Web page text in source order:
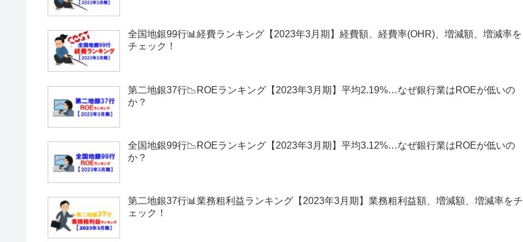
全国地銀99行📊経費ランキング【2023年3月期】経費額、経費率(OHR)、増減額、増減率を
チェック！
第二地銀37行📉ROEランキング【2023年3月期】平均2.19%…なぜ銀行業はROEが低いの
か？
全国地銀99行📉ROEランキング【2023年3月期】平均3.12%…なぜ銀行業はROEが低いの
か？
第二地銀37行📊業務粗利益ランキング【2023年3月期】業務粗利益額、増減額、増減率をチ
ェック！